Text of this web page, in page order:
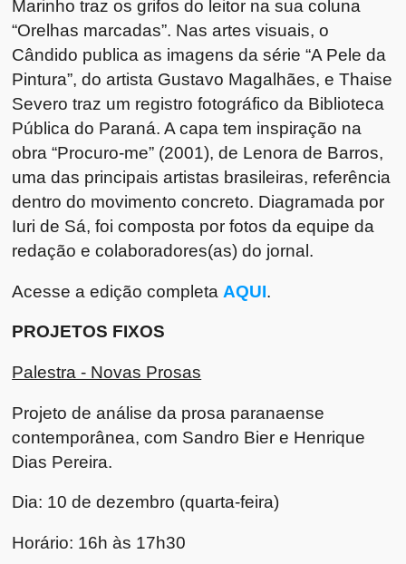
Marinho traz os grifos do leitor na sua coluna
“Orelhas marcadas”. Nas artes visuais, o
Cândido publica as imagens da série “A Pele da
Pintura”, do artista Gustavo Magalhães, e Thaise
Severo traz um registro fotográfico da Biblioteca
Pública do Paraná. A capa tem inspiração na
obra “Procuro-me” (2001), de Lenora de Barros,
uma das principais artistas brasileiras, referência
dentro do movimento concreto. Diagramada por
Iuri de Sá, foi composta por fotos da equipe da
redação e colaboradores(as) do jornal.
Acesse a edição completa AQUI.
PROJETOS FIXOS
Palestra - Novas Prosas
Projeto de análise da prosa paranaense
contemporânea, com Sandro Bier e Henrique
Dias Pereira.
Dia: 10 de dezembro (quarta-feira)
Horário: 16h às 17h30